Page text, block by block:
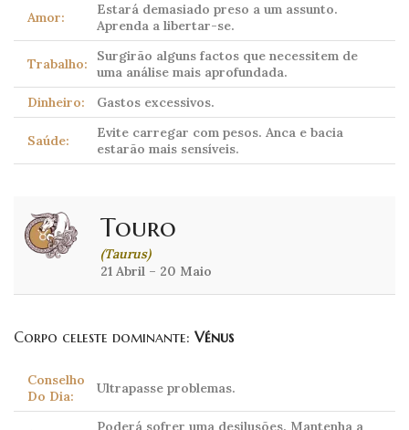
Amor:
Estará demasiado preso a um assunto.
Aprenda a libertar-se.
Trabalho:
Surgirão alguns factos que necessitem de
uma análise mais aprofundada.
Dinheiro:
Gastos excessivos.
Saúde:
Evite carregar com pesos. Anca e bacia
estarão mais sensíveis.
Touro
(Taurus)
21 Abril – 20 Maio
Corpo celeste dominante: Vénus
Conselho
Do Dia:
Ultrapasse problemas.
Poderá sofrer uma desilusões. Mantenha a